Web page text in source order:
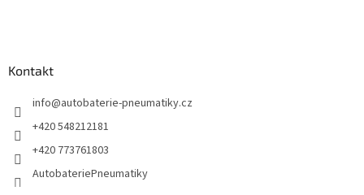
Kontakt
info@autobaterie-pneumatiky.cz
+420 548212181
+420 773761803
AutobateriePneumatiky